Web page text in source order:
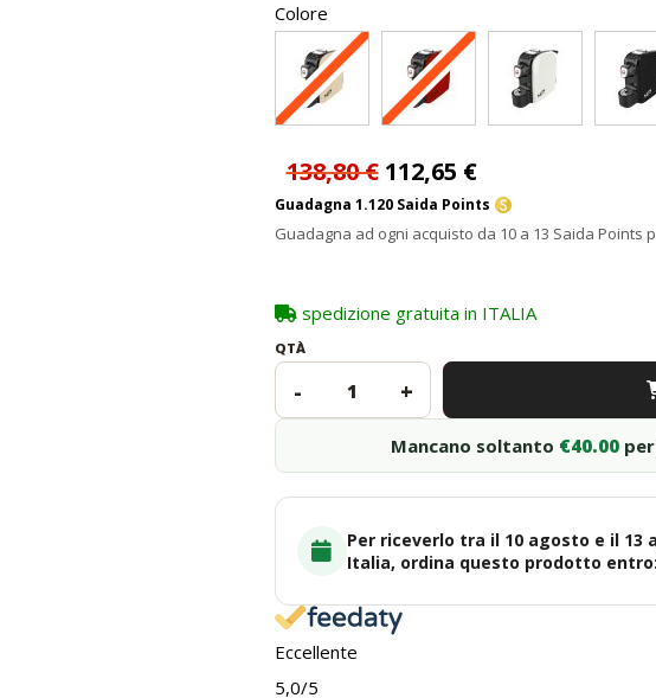
Colore
138,80 € 112,65 €
Guadagna 1.120 Saida Points
Guadagna ad ogni acquisto da 10 a 13 Saida Points
spedizione gratuita in ITALIA
QTÀ
- +
Mancano soltanto €40.00
Per riceverlo tra il 10 agosto e il 13
Italia, ordina questo prodotto entro:
Eccellente
5,0/5